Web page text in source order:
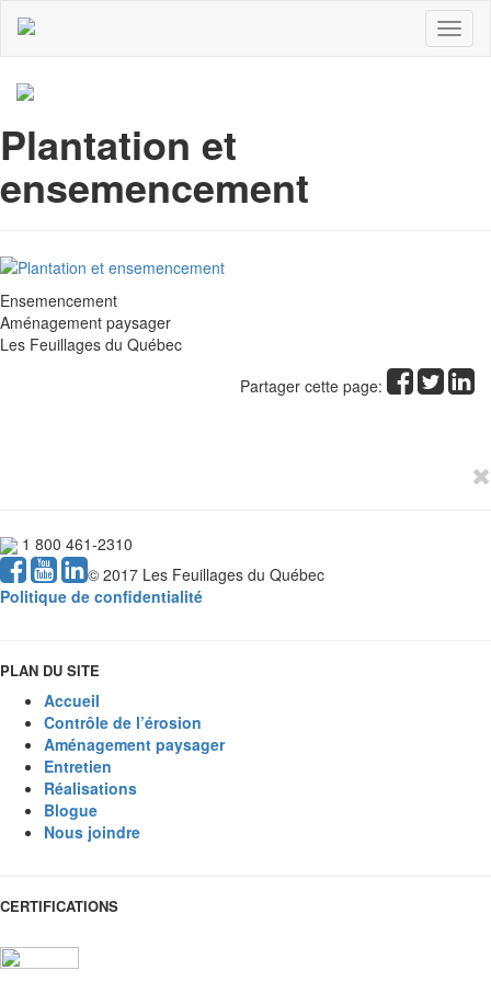
Plantation et
ensemencement
Ensemencement
Aménagement paysager
Les Feuillages du Québec
Partager cette page:
1 800 461-2310
© 2017 Les Feuillages du Québec
Politique de confidentialité
PLAN DU SITE
Accueil
Contrôle de l’érosion
Aménagement paysager
Entretien
Réalisations
Blogue
Nous joindre
CERTIFICATIONS